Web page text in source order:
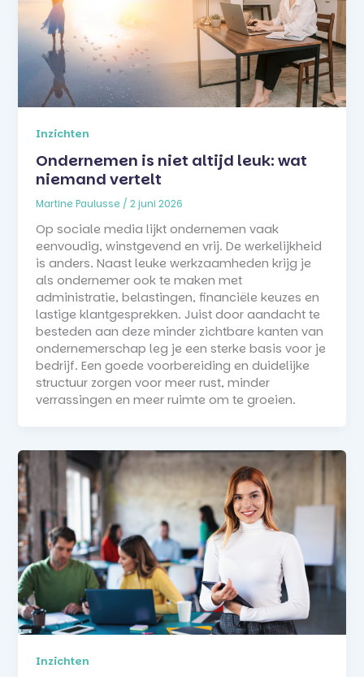
Inzichten
Ondernemen is niet altijd leuk: wat
niemand vertelt
Martine Paulusse /2 juni 2026
Op sociale media lijkt ondernemen vaak
eenvoudig, winstgevend en vrij. De werkelijkheid
is anders. Naast leuke werkzaamheden krijg je
als ondernemer ook te maken met
administratie, belastingen, financiële keuzes en
lastige klantgesprekken. Juist door aandacht te
besteden aan deze minder zichtbare kanten van
ondernemerschap leg je een sterke basis voor je
bedrijf. Een goede voorbereiding en duidelijke
structuur zorgen voor meer rust, minder
verrassingen en meer ruimte om te groeien.
Inzichten